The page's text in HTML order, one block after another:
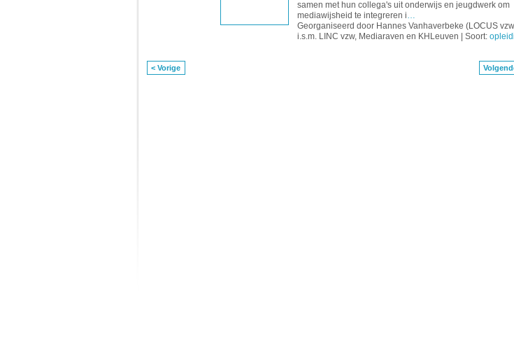
samen met hun collega's uit onderwijs en jeugdwerk om
mediawijsheid te integreren i…
Georganiseerd door Hannes Vanhaverbeke (LOCUS
i.s.m. LINC vzw, Mediaraven en KHLeuven | Soort:
< Vorige